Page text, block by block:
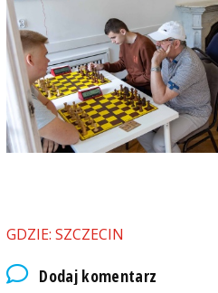
GDZIE: SZCZECIN
Dodaj komentarz